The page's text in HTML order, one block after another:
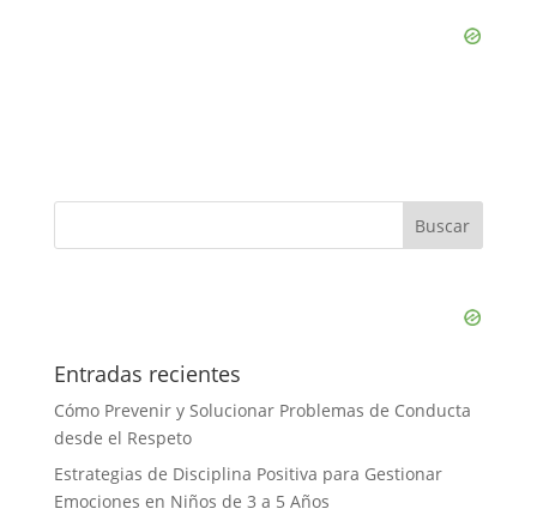
Entradas recientes
Cómo Prevenir y Solucionar Problemas de Conducta
desde el Respeto
Estrategias de Disciplina Positiva para Gestionar
Emociones en Niños de 3 a 5 Años